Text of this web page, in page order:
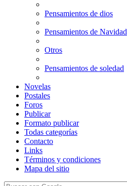
Pensamientos de dios
Pensamientos de Navidad
Otros
Pensamientos de soledad
Novelas
Postales
Foros
Publicar
Formato publicar
Todas categorías
Contacto
Links
Términos y condiciones
Mapa del sitio